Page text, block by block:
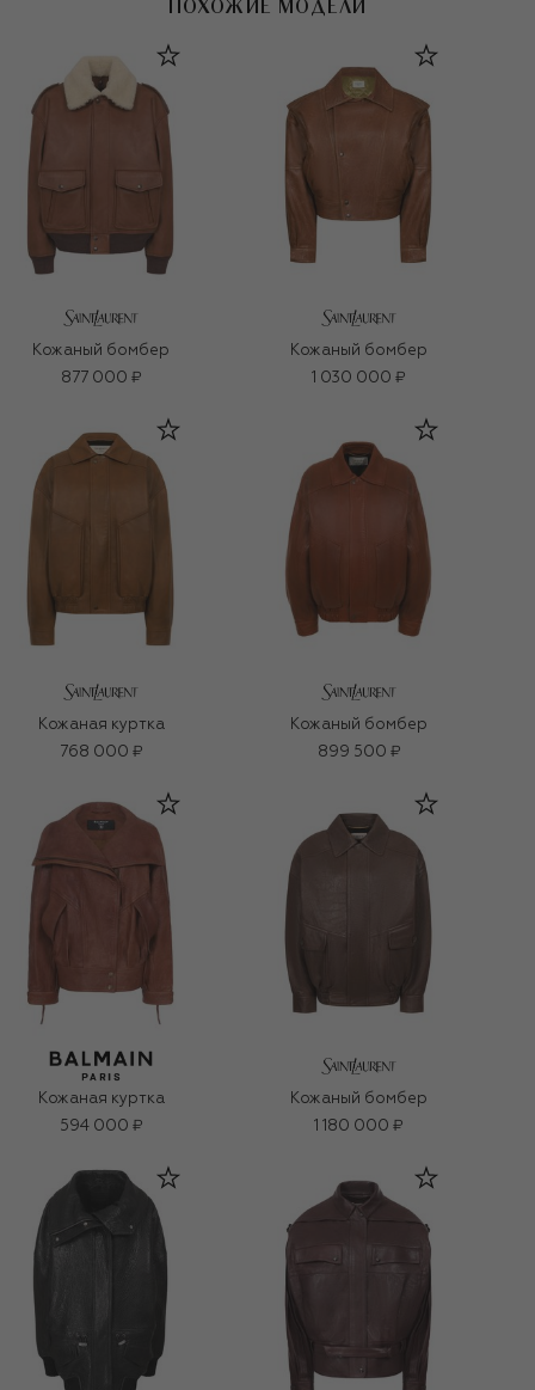
ПОХОЖИЕ МОДЕЛИ
Кожаный бомбер
877 000 ₽
Кожаный бомбер
1 030 000 ₽
Кожаная куртка
768 000 ₽
Кожаный бомбер
899 500 ₽
Кожаная куртка
594 000 ₽
Кожаный бомбер
1 180 000 ₽